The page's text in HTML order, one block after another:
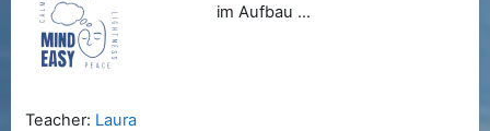
im Aufbau ...
Teacher: Laura